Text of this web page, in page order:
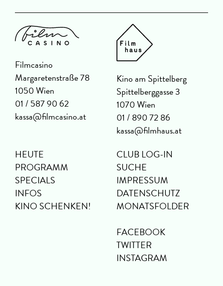
Filmcasino
Margaretenstraße 78
1050 Wien
01 / 587 90 62
kassa@filmcasino.at
Kino am Spittelberg
Spittelberggasse 3
1070 Wien
01 / 890 72 86
kassa@filmhaus.at
HEUTE
PROGRAMM
SPECIALS
INFOS
KINO SCHENKEN!
CLUB LOG-IN
SUCHE
IMPRESSUM
DATENSCHUTZ
MONATSFOLDER
FACEBOOK
TWITTER
INSTAGRAM